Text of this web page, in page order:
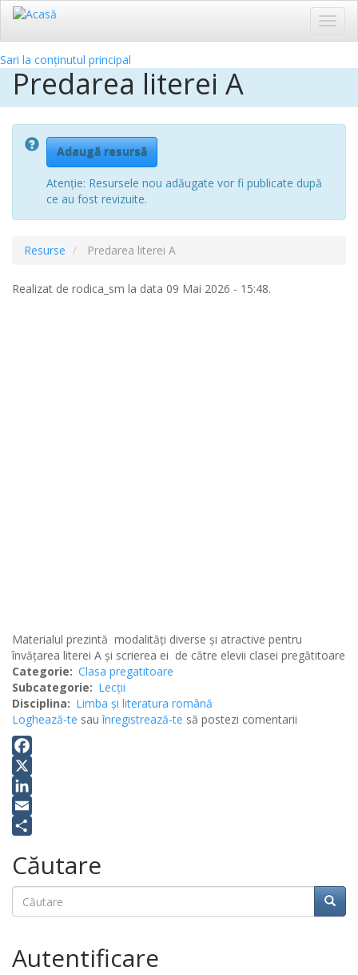
Sari la conținutul principal
Predarea literei A
Adaugă resursă
Atenție: Resursele nou adăugate vor fi publicate după
ce au fost revizuite.
Resurse Predarea literei A
Realizat de rodica_sm la data 09 Mai 2026 - 15:48.
Materialul prezintă modalități diverse și atractive pentru
învățarea literei A și scrierea ei de către elevii clasei pregătitoare
Categorie
Clasa pregatitoare
Subcategorie
Lecții
Disciplina
Limba şi literatura română
Loghează-te sauînregistrează-te să postezi comentarii
Facebook
X
LinkedIn
Email
Căutare
Căutare
Autentificare